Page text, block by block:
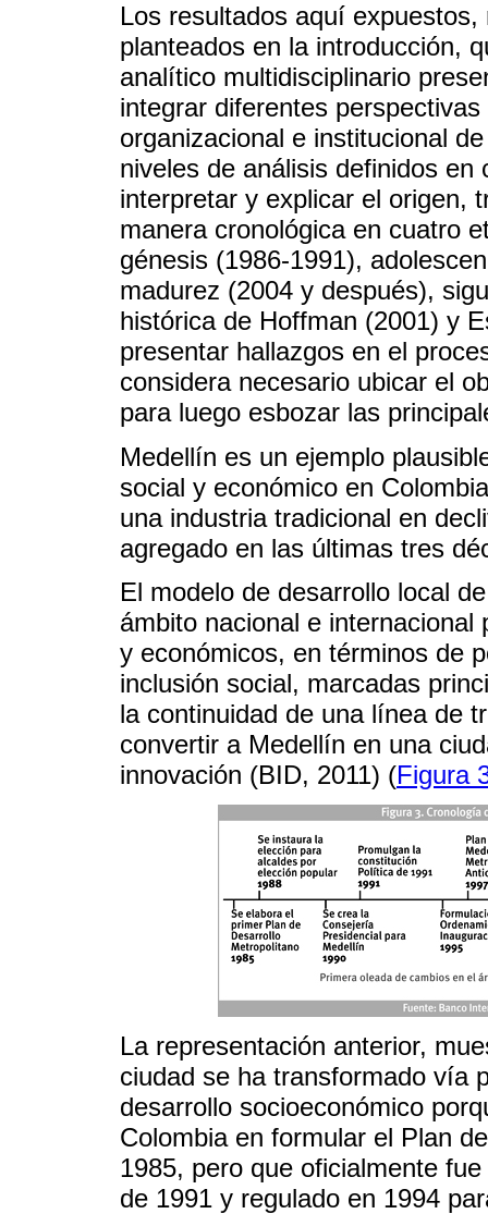
Los resultados aquí
planteados en la introducción,
analítico multidisciplinario
integrar diferentes
organizacional e institucional
niveles de análisis definidos
interpretar y explicar el origen,
manera cronológica en cuatro
génesis (1986-1991),
madurez (2004 y después),
histórica de Hoffman (2001) y
presentar hallazgos en el
considera necesario ubicar el
para luego esbozar las
Medellín es un ejemplo
social y económico en
una industria tradicional en
agregado en las últimas tres
El modelo de desarrollo local
ámbito nacional e
y económicos, en términos de
inclusión social, marcadas
la continuidad de una línea de
convertir a Medellín en una
innovación (BID, 2011) (Figura
La representación anterior,
ciudad se ha transformado vía
desarrollo socioeconómico
Colombia en formular el Plan
1985, pero que oficialmente
de 1991 y regulado en 1994